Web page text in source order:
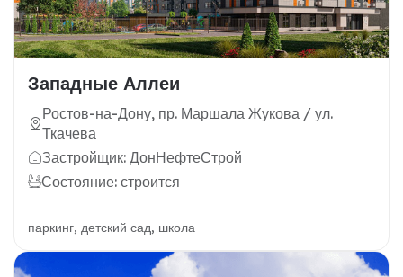
Западные Аллеи
Ростов-на-Дону, пр. Маршала Жукова / ул.
Ткачева
Застройщик: ДонНефтеСтрой
Состояние: строится
паркинг, детский сад, школа